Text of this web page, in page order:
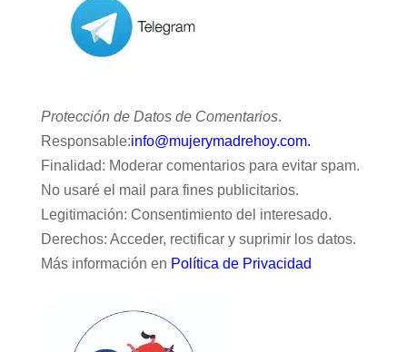
Protección de Datos de Comentarios.
Responsable:info@mujerymadrehoy.com.
Finalidad: Moderar comentarios para evitar spam.
No usaré el mail para fines publicitarios.
Legitimación: Consentimiento del interesado.
Derechos: Acceder, rectificar y suprimir los datos.
Más información en Política de Privacidad